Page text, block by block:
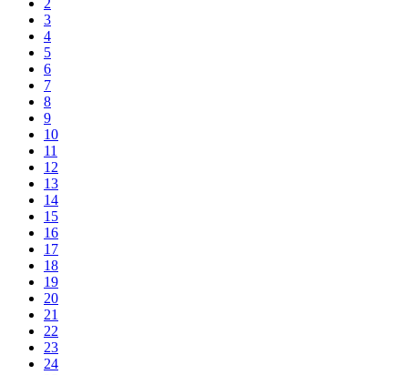
3
4
5
6
7
8
9
10
11
12
13
14
15
16
17
18
19
20
21
22
23
24